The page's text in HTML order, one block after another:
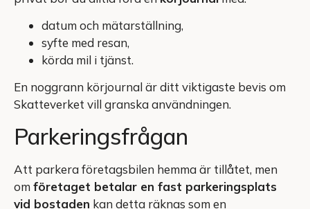
datum och mätarställning,
syfte med resan,
körda mil i tjänst.
En noggrann körjournal är ditt viktigaste bevis om
Skatteverket vill granska användningen.
Parkeringsfrågan
Att parkera företagsbilen hemma är tillåtet, men
om företaget betalar en fast parkeringsplats
vid bostaden kan detta räknas som en